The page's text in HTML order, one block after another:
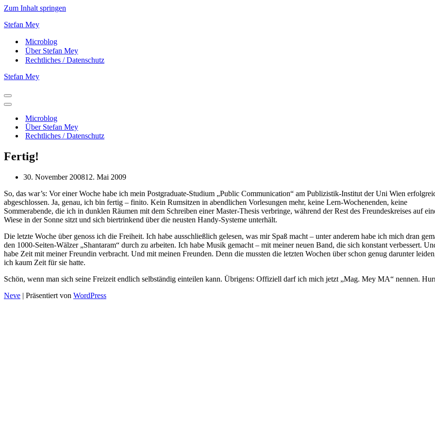
Zum Inhalt springen
Stefan Mey
Microblog
Über Stefan Mey
Rechtliches / Datenschutz
Stefan Mey
Navigationsmenü
Navigationsmenü
Microblog
Über Stefan Mey
Rechtliches / Datenschutz
Fertig!
30. November 200812. Mai 2009
So, das war’s: Vor einer Woche habe ich mein Postgraduate-Studium „Public Communication“ am Publizistik-Institut der Uni Wien
abgeschlossen. Ja, genau, ich bin fertig – finito. Kein Rumsitzen in abendlichen Vorlesungen mehr, keine Lern-Wochenenden, keine
Sommerabende, die ich in dunklen Räumen mit dem Schreiben einer Master-Thesis verbringe, während der Rest des Freundeskreises auf
Wiese in der Sonne sitzt und sich biertrinkend über die neusten Handy-Systeme unterhält.
Die letzte Woche über genoss ich die Freiheit. Ich habe ausschließlich gelesen, was mir Spaß macht – unter anderem habe ich mich dran
den 1000-Seiten-Wälzer „Shantaram“ durch zu arbeiten. Ich habe Musik gemacht – mit meiner neuen Band, die sich konstant verbessert.
habe Zeit mit meiner Freundin verbracht. Und mit meinen Freunden. Denn die mussten die letzten Wochen über schon genug darunter
ich kaum Zeit für sie hatte.
Schön, wenn man sich seine Freizeit endlich selbständig einteilen kann. Übrigens: Offiziell darf ich mich jetzt „Mag. Mey MA“ nennen.
Neve | Präsentiert von WordPress